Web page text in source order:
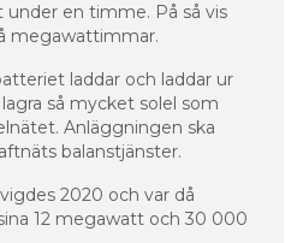
under en timme. På så vis
megawattimmar.
laddar och laddar ur
så mycket solel som
Anläggningen ska
balanstjänster.
2020 och var då
12 megawatt och 30 000